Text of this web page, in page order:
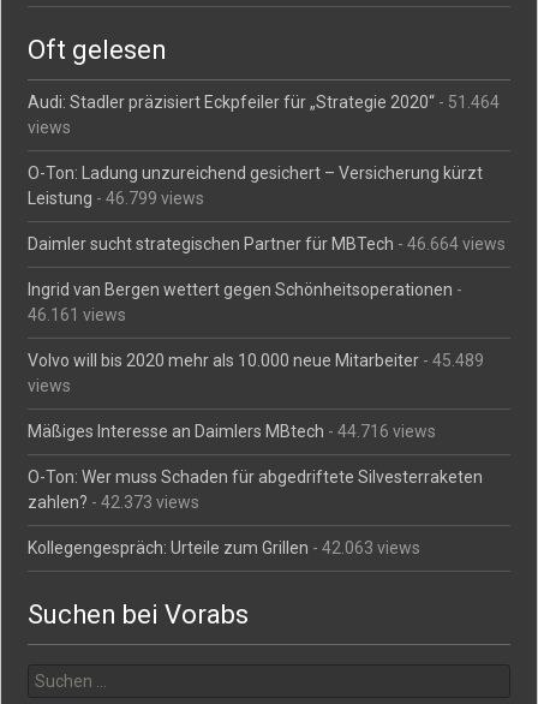
Oft gelesen
Audi: Stadler präzisiert Eckpfeiler für „Strategie 2020“ - 51.464
views
O-Ton: Ladung unzureichend gesichert – Versicherung kürzt
Leistung - 46.799 views
Daimler sucht strategischen Partner für MBTech - 46.664 views
Ingrid van Bergen wettert gegen Schönheitsoperationen -
46.161 views
Volvo will bis 2020 mehr als 10.000 neue Mitarbeiter - 45.489
views
Mäßiges Interesse an Daimlers MBtech - 44.716 views
O-Ton: Wer muss Schaden für abgedriftete Silvesterraketen
zahlen? - 42.373 views
Kollegengespräch: Urteile zum Grillen - 42.063 views
Suchen bei Vorabs
nach: